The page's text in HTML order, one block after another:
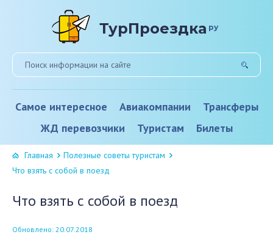
ТурПроездка ру
Самое интересное Авиакомпании
Трансферы
ЖД перевозчики
Туристам Билеты
Главная
Полезные советы туристам
Что взять с собой в поезд
Что взять с собой в поезд
Обновлено: 20.07.2018